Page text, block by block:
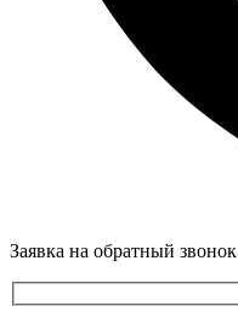
Заявка на обратный звонок